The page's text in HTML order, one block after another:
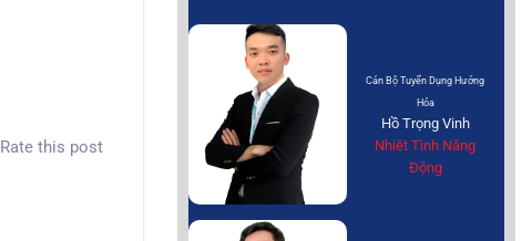
Rate this post
Cán Bộ Tuyển Dụng Hướng
Hóa
Hồ Trọng Vinh
Nhiệt Tình Năng
Động